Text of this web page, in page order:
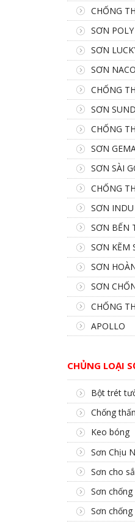
CHỐNG
SƠN POLY
SƠN
SƠN
CHỐNG
SƠN
CHỐNG
SƠN
SƠN SÀI
CHỐNG
SƠN INDU
SƠN BẾN
SƠN KẼM
SƠN
SƠN
CHỐNG
APOLLO
CHỦNG LOẠI
Bột trét
Chống
Keo bóng
Sơn Chịu
Sơn cho
Sơn
Sơn